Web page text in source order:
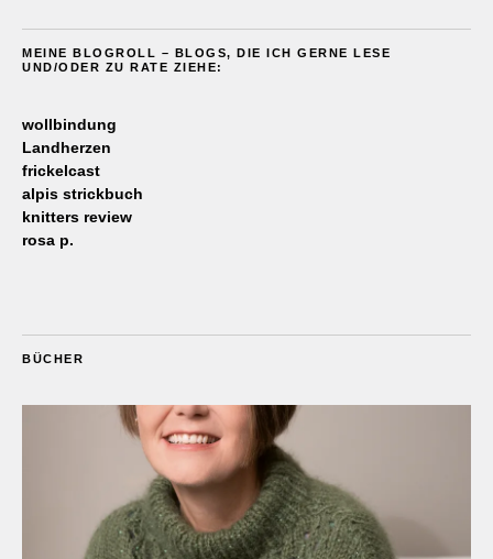
MEINE BLOGROLL – BLOGS, DIE ICH GERNE LESE
UND/ODER ZU RATE ZIEHE:
wollbindung
Landherzen
frickelcast
alpis strickbuch
knitters review
rosa p.
BÜCHER